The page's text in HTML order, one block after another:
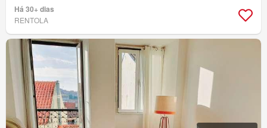
Há 30+ dias
RENTOLA